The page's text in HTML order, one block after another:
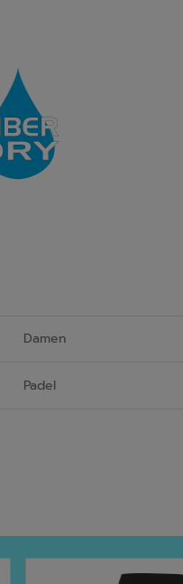
Damen
Padel